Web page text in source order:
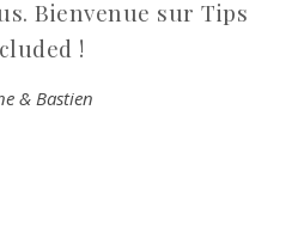
Bienvenue sur Tips
!
& Bastien